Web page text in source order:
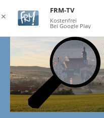
✕
FRM-TV
Kostenfrei
Bei Google Play